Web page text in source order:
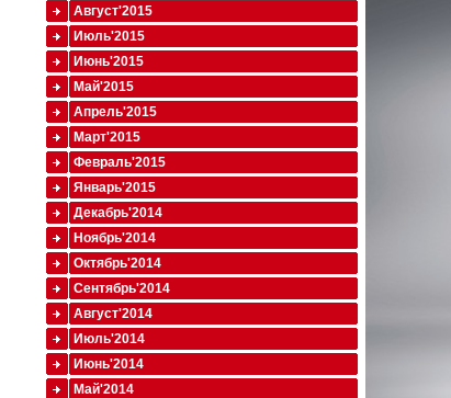
Август'2015
Июль'2015
Июнь'2015
Май'2015
Апрель'2015
Март'2015
Февраль'2015
Январь'2015
Декабрь'2014
Ноябрь'2014
Октябрь'2014
Сентябрь'2014
Август'2014
Июль'2014
Июнь'2014
Май'2014